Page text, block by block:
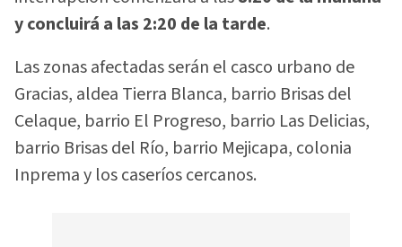
y concluirá a las 2:20 de la tarde.
Las zonas afectadas serán el casco urbano de
Gracias, aldea Tierra Blanca, barrio Brisas del
Celaque, barrio El Progreso, barrio Las Delicias,
barrio Brisas del Río, barrio Mejicapa, colonia
Inprema y los caseríos cercanos.